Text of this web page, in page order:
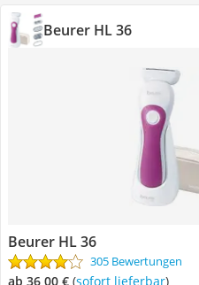
Beurer HL 36
Beurer HL 36
305 Bewertungen
ab 36,00 € ( Sofort lieferbar)